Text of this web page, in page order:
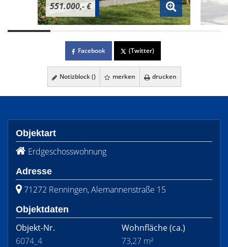
551.000,- €
Facebook (Twitter)
Notizblock () merken drucken
Objektart
Erdgeschosswohnung
Adresse
71272 Renningen, Alemannenstraße 15
Objektdaten
Objekt-Nr.
6074_4
Wohnfläche(ca.)
73,27 m²